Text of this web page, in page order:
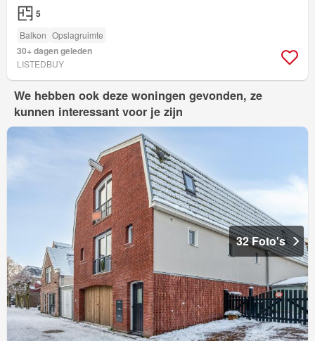
5
Balkon Opslagruimte
30+ dagen geleden
LISTEDBUY
We hebben ook deze woningen gevonden, ze
kunnen interessant voor je zijn
32 Foto's